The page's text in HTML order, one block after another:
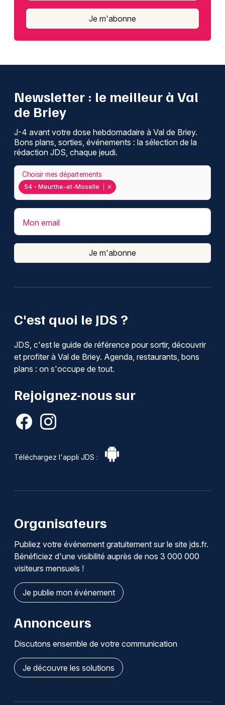
Je m'abonne
C'est quoi le JDS ?
JDS, c'est le guide de référence pour sortir, découvrir
et profiter à Val de Briey. Agenda, restaurants, bons
plans : on s'occupe de tout.
Rejoignez-nous sur
Téléchargez l'appli JDS :
Newsletter : le meilleur à Val
de Briey
J-4 avant votre dose hebdomadaire à Val de Briey.
Bons plans, sorties, événements : la sélection de la
rédaction JDS, chaque jeudi.
54 - Meurthe-et-Moselle
Choisir mes départements
Mon email
Je m'abonne
Organisateurs
Publiez votre événement gratuitement sur le site jds.fr.
Bénéficiez d'une visibilité auprès de nos 3 000 000
visiteurs mensuels !
Je publie mon événement
Annonceurs
Discutons ensemble de votre communication
Je découvre les solutions